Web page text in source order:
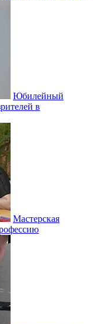
Юбилейный
в
Мастерская